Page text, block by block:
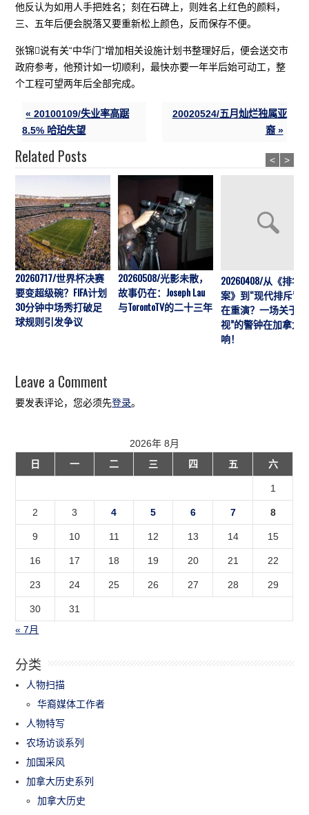
他反认为如用人手把姓名；刻在石碑上，则姓名上红色的颜料，
三、五年后便会脱落又要重新松上颜色，反而保存不便。
张锦说有关“中华门”增加相关设施计划书整理好后，便会送交市
政府参考，他预计如一切顺利，最快亦要一年半后始可动工，整
个工程可望两年后全部完成。
« 20100109/失业率高踞
8.5% 哈珀失望
20020524/五月灿烂独属亚
裔 »
Related Posts
20260717/世界杯决赛
要变超级碗？FIFA计划
30分钟中场秀打破足
球规则引发争议
20260508/光影未散，
故事仍在：Joseph Lau
与TorontoTV的二十三年
20260408/从《排华
案》到“现代排斥”历
在重演？一场关于“
视”的警钟在加拿大
响！
< >
Leave a Comment
要发表评论，您必须先登录。
2026年 8月
日
一 二 三 四 五 六
1
2 3 4 5 6 7 8
9 10 11 12 13 14 15
16 17 18 19 20 21 22
23 24 25 26 27 28 29
30
31
« 7月
分类
人物扫描
华裔媒体工作者
人物特写
农场访谈系列
加国采风
加拿大历史系列
加拿大历史